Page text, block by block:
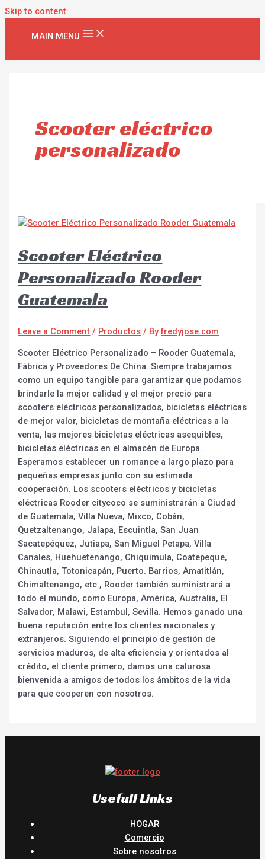
Skip to content
MAIN MENU
Scooter eléctrico
personalizado
Scooter Eléctrico
Personalizado Rooder
Guatemala
Leave a Comment / Productos / Byfredyjose.com
Scooter Eléctrico Personalizado – Rooder Guatemala,
Fábrica y Proveedores De China. Siempre trabajamos
como un equipo tangible para garantizar que podamos
brindarle la mejor calidad y el mejor precio para
scooters eléctricos personalizados, bicicletas eléctricas
de mejor valor, bicicletas de montaña eléctricas a la
venta, las mejores bicicletas eléctricas asequibles,
bicicletas eléctricas en el almacén de Europa.
Esperamos establecer un romance a largo plazo para
pequeñas empresas junto con su estimada
cooperación. Los scooters eléctricos y bicicletas
eléctricas Rooder citycoco se suministrarán a Ciudad
de Guatemala, Villa Nueva, Mixco, Cobán,
Quetzaltenango, Jalapa, Escuintla, San Juan
Sacatepéquez, Jutiapa, San Miguel Petapa, Villa
Canales, Huehuetenango, Chiquimula, Coatepeque,
Chinautla, Totonicapán, Puerto. Barrios, Amatitlán,
Chimaltenango, etc., Rooder también suministrará a
todo el mundo, como Europa, América, Australia, El
Salvador, Malawi, Estambul, Sevilla. Hemos ganado una
buena reputación entre los clientes nacionales y
extranjeros. Siguiendo el principio de gestión de
servicios maduros, de alta eficiencia y orientados al
crédito, el cliente primero, damos una calurosa
bienvenida a amigos de todos los ámbitos de la vida
para que cooperen con nosotros.
Usefull Links
HOGAR
Comercio
Sobre nosotros